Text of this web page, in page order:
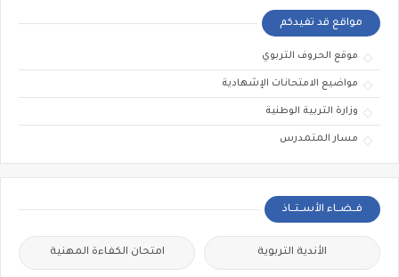
مواقع قد تفيدكم
موقع الحروف التربوي
مواضيع الامتحانات الإشهادية
وزارة التربية الوطنية
مسار المتمدرس
فــضــاء الأســتــاذ
الأندية التربوية امتحان الكفاءة المهنية